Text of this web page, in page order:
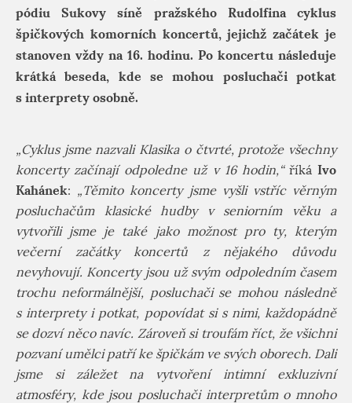
pódiu Sukovy síně pražského Rudolfina cyklus
špičkových komorních koncertů, jejichž začátek je
stanoven vždy na 16. hodinu. Po koncertu následuje
krátká beseda, kde se mohou posluchači potkat
s interprety osobně.
„Cyklus jsme nazvali Klasika o čtvrté, protože všechny
koncerty začínají odpoledne už v 16 hodin,“říká Ivo
Kahánek: „Těmito koncerty jsme vyšli vstříc věrným
posluchačům klasické hudby v seniorním věku a
vytvořili jsme je také jako možnost pro ty, kterým
večerní začátky koncertů z nějakého důvodu
nevyhovují. Koncerty jsou už svým odpoledním časem
trochu neformálnější, posluchači se mohou následně
s interprety i potkat, popovídat si s nimi, každopádně
se dozví něco navíc. Zároveň si troufám říct, že všichni
pozvaní umělci patří ke špičkám ve svých oborech. Dali
jsme si záležet na vytvoření intimní exkluzivní
atmosféry, kde jsou posluchači interpretům o mnoho